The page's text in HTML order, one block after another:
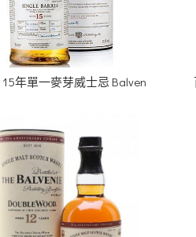
年單一麥芽威士忌 Balven